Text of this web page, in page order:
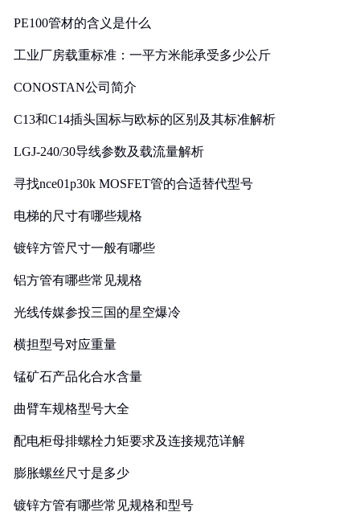
PE100管材的含义是什么
工业厂房载重标准：一平方米能承受多少公斤
CONOSTAN公司简介
C13和C14插头国标与欧标的区别及其标准解析
LGJ-240/30导线参数及载流量解析
寻找nce01p30k MOSFET管的合适替代型号
电梯的尺寸有哪些规格
镀锌方管尺寸一般有哪些
铝方管有哪些常见规格
光线传媒参投三国的星空爆冷
横担型号对应重量
锰矿石产品化合水含量
曲臂车规格型号大全
配电柜母排螺栓力矩要求及连接规范详解
膨胀螺丝尺寸是多少
镀锌方管有哪些常见规格和型号